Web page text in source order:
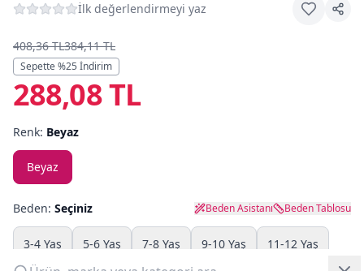
Beden
Markalar
Plaj & Mayo
Yazlık Pijama
Kampanyalar
Yeni Gelenler
OUTLET
İlk değerlendirmeyi yaz
408,36 TL384,11 TL
Sepette %25 İndirim
288,08 TL
Renk: Beyaz
Beyaz
Beden: Seçiniz Beden Asistanı Beden Tablosu
3-4 Yaş 5-6 Yaş 7-8 Yaş 9-10 Yaş 11-12 Yaş